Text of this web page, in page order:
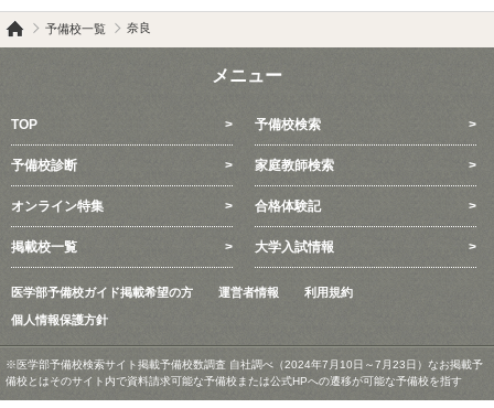
予備校一覧 奈良
メニュー
TOP 予備校検索
予備校診断 家庭教師検索
オンライン特集 合格体験記
掲載校一覧 大学入試情報
医学部予備校ガイド掲載希望の方 運営者情報 利用規約
個人情報保護方針
※医学部予備校検索サイト掲載予備校数調査 自社調べ（2024年7月10日～7月23日）なお掲載予
備校とはそのサイト内で資料請求可能な予備校または公式HPへの遷移が可能な予備校を指す